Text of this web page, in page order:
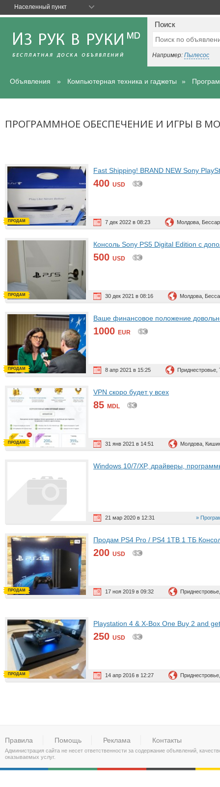
Поиск
Например: Пылесос
Объявления Компьютерная техника и гаджеты
ПРОГРАММНОЕ ОБЕСПЕЧЕНИЕ И ИГРЫ В
Fast Shipping! BRAND NEW Sony
400 USD
7 дек 2022 в 08:23 Молдова,
ПРОДАМ
Консоль Sony PS5 Digital Edition с
500 USD
30 дек 2021 в 08:16 Молдова,
ПРОДАМ
Ваше финансовое положение
1000 EUR
8 апр 2021 в 15:25 Приднестровье,
ПРОДАМ
VPN скоро будет у всех
85 MDL
31 янв 2021 в 14:51 Молдова,
ПРОДАМ
Windows 10/7/XP, драйверы,
21 мар 2020 в 12:31
Продам PS4 Pro / PS4 1TB 1 ТБ
200 USD
17 ноя 2019 в 09:32
ПРОДАМ
Playstation 4 & X-Box One Buy 2 and
250 USD
14 апр 2016 в 12:27
ПРОДАМ
Правила Помощь Реклама Контакты
Администрация сайта не несет ответственности за содержание объявлений,
оказываемых услуг.
Населенный пункт